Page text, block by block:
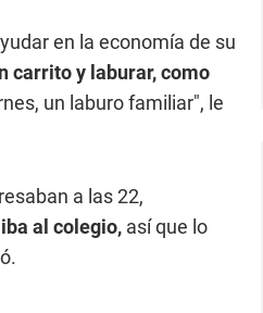
en la economía de su
carrito y laburar, como
un laburo familiar", le
a las 22,
al colegio, así que lo